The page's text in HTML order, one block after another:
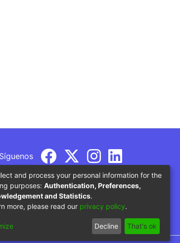
Síguenos
del Ministerio de Educación
and process your personal information for the
purposes: Authentication, Preferences,
and Statistics.
more, please read our privacy policy.
Decline That's ok